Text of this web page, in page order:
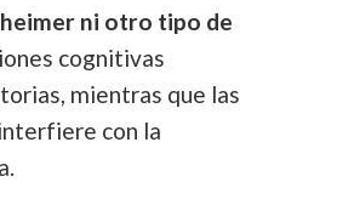
ni otro tipo de
cognitivas
mientras que las
con la